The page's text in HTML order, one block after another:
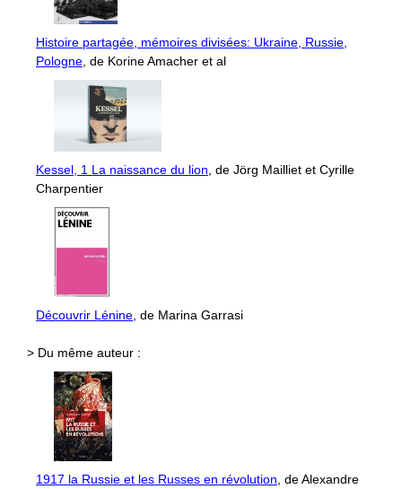
Histoire partagée, mémoires divisées: Ukraine, Russie,
Pologne , de Korine Amacher et al
Kessel, 1 La naissance du lion , de Jörg Mailliet et Cyrille
Charpentier
Découvrir Lénine , de Marina Garrasi
> Du même auteur :
1917 la Russie et les Russes en révolution , de Alexandre